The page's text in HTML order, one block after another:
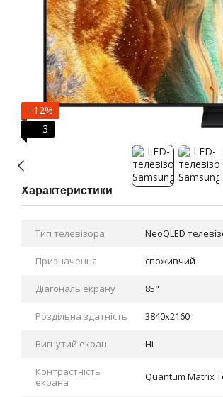
−12%
3
Характеристики
Тип телевізора NeoQLED
Призначення споживчий
Діагональ екрану 85"
Роздільна здатність 3840x2160
Вигнутий екран Ні
Контрастність
екрана
Quantum Matrix